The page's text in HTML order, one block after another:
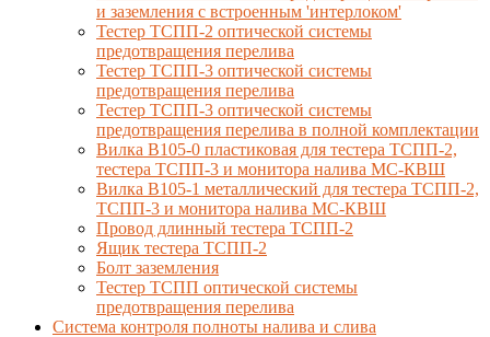
и заземления с встроенным 'интерлоком'
Тестер ТСПП-2 оптической системы
предотвращения перелива
Тестер ТСПП-3 оптической системы
предотвращения перелива
Тестер ТСПП-3 оптической системы
предотвращения перелива в полной комплектации
Вилка В105-0 пластиковая для тестера ТСПП-2,
тестера ТСПП-3 и монитора налива МС-КВШ
Вилка В105-1 металлический для тестера ТСПП-2,
ТСПП-3 и монитора налива МС-КВШ
Провод длинный тестера ТСПП-2
Ящик тестера ТСПП-2
Болт заземления
Тестер ТСПП оптической системы
предотвращения перелива
Cистема контроля полноты налива и слива